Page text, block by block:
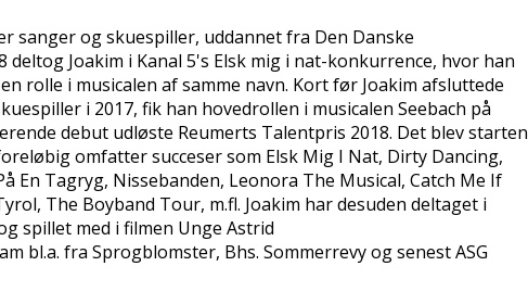
sanger og skuespiller, uddannet fra Den Danske
deltog Joakim i Kanal 5's Elsk mig i nat-konkurrence, hvor han
rolle i musicalen af samme navn. Kort før Joakim afsluttede
i 2017, fik han hovedrollen i musicalen Seebach på
debut udløste Reumerts Talentpris 2018. Det blev starten
omfatter succeser som Elsk Mig I Nat, Dirty Dancing,
En Tagryg, Nissebanden, Leonora The Musical, Catch Me If
The Boyband Tour, m.fl. Joakim har desuden deltaget i
spillet med i filmen Unge Astrid
bl.a. fra Sprogblomster, Bhs. Sommerrevy og senest ASG